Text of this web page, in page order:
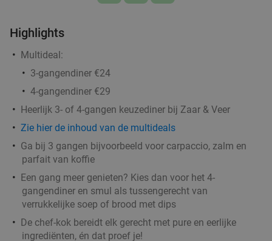
Highlights
Multideal:
3-gangendiner €24
4-gangendiner €29
Heerlijk 3- of 4-gangen keuzediner bij Zaar & Veer
Zie hier de inhoud van de multideals
Ga bij 3 gangen bijvoorbeeld voor carpaccio, zalm en
parfait van koffie
Een gang meer genieten? Kies dan voor het 4-
gangendiner en smul als tussengerecht van
verrukkelijke soep of brood met dips
De chef-kok bereidt elk gerecht met pure en eerlijke
ingrediënten, én dat proef je!